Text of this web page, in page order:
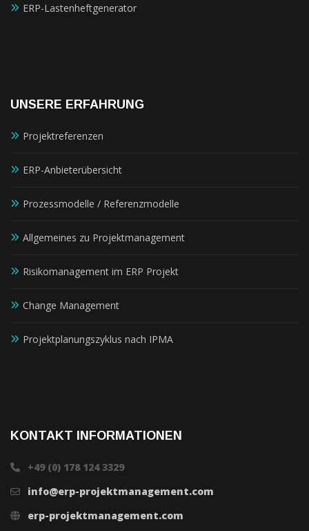
ERP-Lastenheftgenerator
UNSERE ERFAHRUNG
Projektreferenzen
ERP-Anbieterübersicht
Prozessmodelle / Referenzmodelle
Allgemeines zu Projektmanagement
Risikomanagement im ERP Projekt
Change Management
Projektplanungszyklus nach IPMA
KONTAKT INFORMATIONEN
+49 (0) 178 124 3329
info@erp-projektmanagement.com
erp-projektmanagement.com